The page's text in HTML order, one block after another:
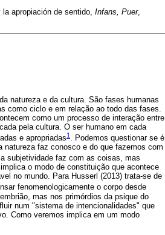
apropiación de sentido, Infans, Puer,
natureza e da cultura. São fases humanas
como ciclo e em relação ao todo das fases.
como um processo de interação entre
pela cultura. O ser humano em cada
e apropriadas1
. Podemos questionar se é
faz conosco e do que fazemos com
subjetividade faz com as coisas, mas
o modo de constituição que acontece
no mundo. Para Husserl (2013) trata-se de
fenomenologicamente o corpo desde
mas nos primórdios da psique do
num "sistema de intencionalidades" que
Como veremos implica em um modo